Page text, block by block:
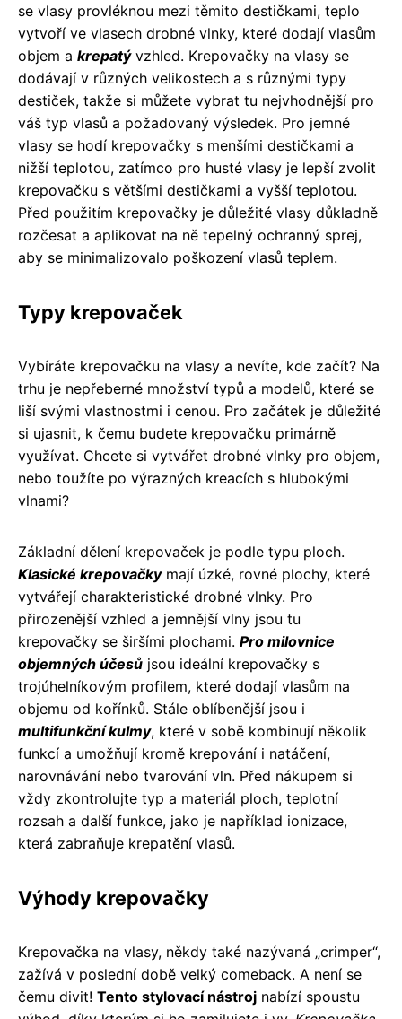
se vlasy provléknou mezi těmito destičkami, teplo
vytvoří ve vlasech drobné vlnky, které dodají vlasům
objem a krepatývzhled. Krepovačky na vlasy se
dodávají v různých velikostech a s různými typy
destiček, takže si můžete vybrat tu nejvhodnější pro
váš typ vlasů a požadovaný výsledek. Pro jemné
vlasy se hodí krepovačky s menšími destičkami a
nižší teplotou, zatímco pro husté vlasy je lepší zvolit
krepovačku s většími destičkami a vyšší teplotou.
Před použitím krepovačky je důležité vlasy důkladně
rozčesat a aplikovat na ně tepelný ochranný sprej,
aby se minimalizovalo poškození vlasů teplem.
Typy krepovaček
Vybíráte krepovačku na vlasy a nevíte, kde začít? Na
trhu je nepřeberné množství typů a modelů, které se
liší svými vlastnostmi i cenou. Pro začátek je důležité
si ujasnit, k čemu budete krepovačku primárně
využívat. Chcete si vytvářet drobné vlnky pro objem,
nebo toužíte po výrazných kreacích s hlubokými
vlnami?
Základní dělení krepovaček je podle typu ploch.
Klasické krepovačkymají úzké, rovné plochy, které
vytvářejí charakteristické drobné vlnky. Pro
přirozenější vzhled a jemnější vlny jsou tu
krepovačky se širšími plochami. Pro milovnice
objemných účesů jsou ideální krepovačky s
trojúhelníkovým profilem, které dodají vlasům na
objemu od kořínků. Stále oblíbenější jsou i
multifunkční kulmy, které v sobě kombinují několik
funkcí a umožňují kromě krepování i natáčení,
narovnávání nebo tvarování vln. Před nákupem si
vždy zkontrolujte typ a materiál ploch, teplotní
rozsah a další funkce, jako je například ionizace,
která zabraňuje krepatění vlasů.
Výhody krepovačky
Krepovačka na vlasy, někdy také nazývaná „crimper“,
zažívá v poslední době velký comeback. A není se
čemu divit! Tento stylovací nástroj nabízí spoustu